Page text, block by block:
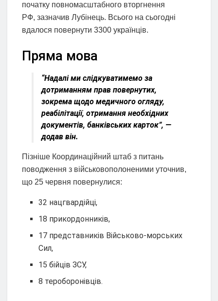
початку повномасштабного вторгнення
РФ, зазначив Лубінець. Всього на сьогодні
вдалося повернути 3300 українців.
Пряма мова
“Надалі ми слідкуватимемо за
дотриманням прав повернутих,
зокрема щодо медичного огляду,
реабілітації, отримання необхідних
документів, банківських карток”, —
додав він.
Пізніше Координаційний штаб з питань
поводження з військовополоненими уточнив,
що 25 червня повернулися:
32 нацгвардійці,
18 прикордонників,
17 представників Військово-морських
Сил,
15 бійців ЗСУ,
8 тероборонівців.